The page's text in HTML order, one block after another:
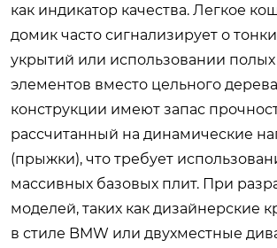
как индикатор качества. Легкое
домик часто сигнализирует о
укрытий или использовании
элементов вместо цельного
конструкции имеют запас
рассчитанный на динамические
(прыжки), что требует
массивных базовых плит. При
моделей, таких как дизайнерские
в стиле BMW или двухместные